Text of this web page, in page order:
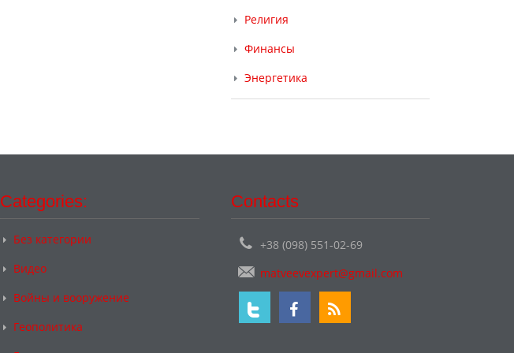
Религия
Финансы
Энергетика
Categories:
Без категории
Видео
Войны и вооружение
Геополитика
Contacts
+38 (098) 551-02-69
matveevexpert@gmail.com